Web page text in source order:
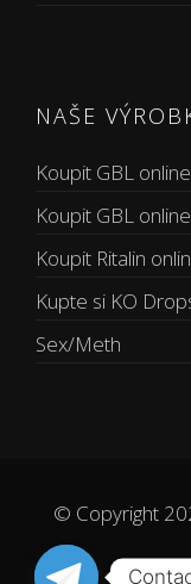
NAŠE
Koupit GBL online
Koupit GBL online
Koupit Ritalin
Kupte si KO
Sex/Meth
© Copyright